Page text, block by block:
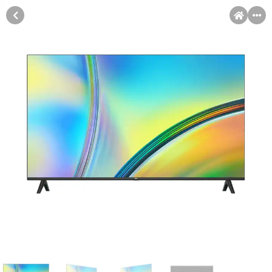
Račun
Pomoć pri kupovini